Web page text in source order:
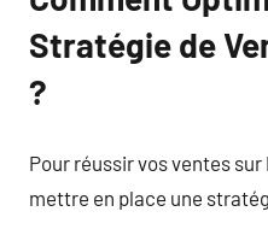
Stratégie de
?
Pour réussir vos ventes
mettre en place une